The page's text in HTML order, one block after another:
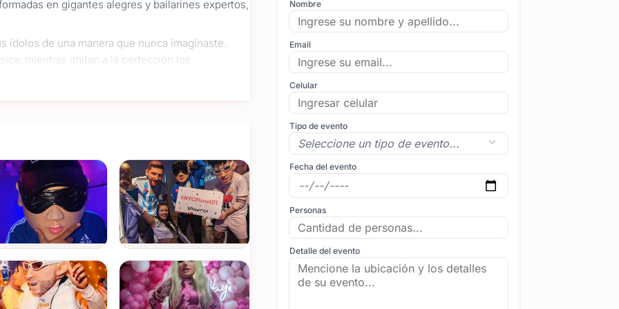
en gigantes alegres y bailarines expertos,
ídolos de una manera que nunca imaginaste.
mientras imitan a la perfección los
en las increíbles interpretaciones de los
tus quince.
Nombre
Email
Celular
Tipo de evento
Fecha del evento
Personas
Detalle del evento